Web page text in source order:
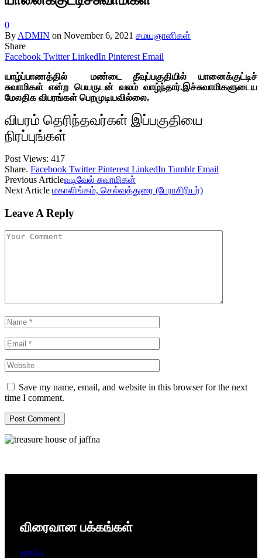
0
By ADMIN on November 6, 2021 சமயஞானிகள்
Share
Facebook Twitter LinkedIn Pinterest Email
யாழ்ப்பாணத்தில் மண்டை தீவுப்பகுதியில் யானைக்குட்டிச்
சுவாமிகள் என்ற பெயருடன் வலம் வாழ்ந்தார்.இச்சுவாமிகளுடைய
மேலதிக விபரங்கள் பெறமுடியவில்லை.
விபரம் தெரிந்தவர்கள் இப்பகுதியை
நிரப்புங்கள்
Post Views: 417
Share. Facebook Twitter Pinterest LinkedIn Tumblr Email
Previous Articleவடிவேல் சுவாமிகள்
Next Article மகாலிங்கம், செல்வத்துரை (பேராசிரியர்)
Leave A Reply
Save my name, email, and website in this browser for the next
time I comment.
விரைவான பக்கங்கள்
முகப்பு